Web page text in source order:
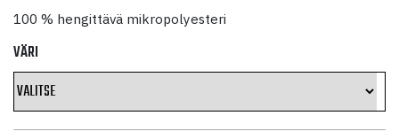
100 % hengittävä mikropolyesteri
VÄRI